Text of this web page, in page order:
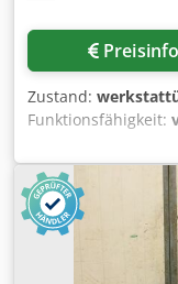
Preisinfo
Zustand:
Funktionsfähigkeit:
Einheiten
Maschine ist mit
.Pneumatischer
Taste Einheit der
Einheiten möglich
Geschwindigkeit